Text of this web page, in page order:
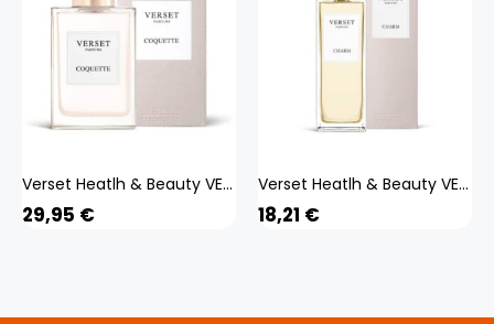
Verset Heatlh & Beauty VERSET Eau De Parfum Damenparfüm Coquette 100ml
29,95 €
Verset Heatlh & Beauty VERSET Eau De Parfum Damenparfüm Charm 50ml
18,21 €